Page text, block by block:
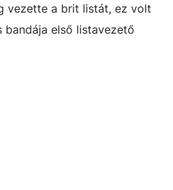
vezette a brit listát, ez volt
bandája első listavezető